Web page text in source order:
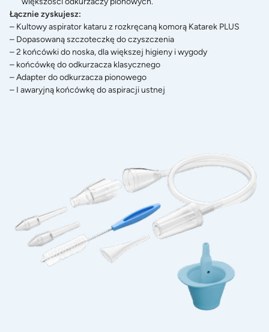
Łącznie zyskujesz:
– Kultowy aspirator kataru z rozkręcaną komorą Katarek PLUS
– Dopasowaną szczoteczkę do czyszczenia
– 2 końcówki do noska, dla większej higieny i wygody
– końcówkę do odkurzacza klasycznego
– Adapter do odkurzacza pionowego
– I awaryjną końcówkę do aspiracji ustnej